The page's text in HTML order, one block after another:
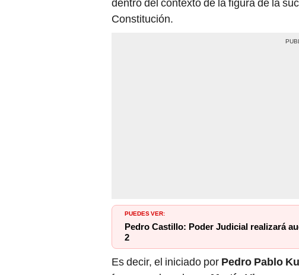
Constitución.
PUEDES VER:
Pedro Castillo: Poder Judicial realizará
2
Es decir, el iniciado porPedro Pablo
fue reemplazado porMartín Vizcarra,